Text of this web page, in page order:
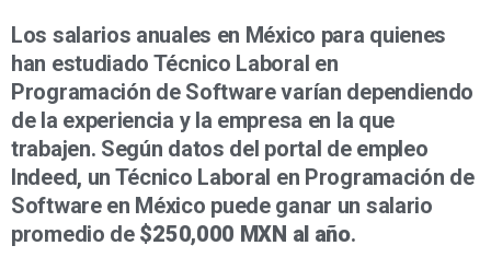
Los salarios anuales en México para quienes
han estudiado Técnico Laboral en
Programación de Software varían dependiendo
de la experiencia y la empresa en la que
trabajen. Según datos del portal de empleo
Indeed, un Técnico Laboral en Programación de
Software en México puede ganar un salario
promedio de $250,000 MXN al año.